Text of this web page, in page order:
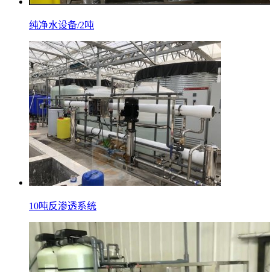
纯净水设备/2吨
10吨反渗透系统